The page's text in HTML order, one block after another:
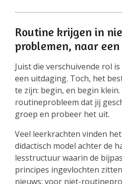
Routine krijgen in
problemen, naar
Juist die verschuivende rol
een uitdaging. Toch, het
te zijn: begin, en begin
routineprobleem dat jij
groep en probeer het uit.
Veel leerkrachten vinden
didactisch model achter de
lesstructuur waarin de
principes ingevlochten
nieuws: voor niet-